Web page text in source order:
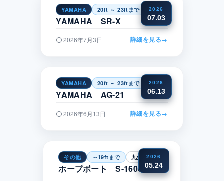
2026
07.03
YAMAHA 20ft ～ 23ftまで 四国
YAMAHA SR-X
2026年7月3日 詳細を見る→
2026
06.13
YAMAHA 20ft ～ 23ftまで 中部
YAMAHA AG-21
2026年6月13日 詳細を見る→
2026
05.24
その他 ～19ftまで 九州・沖縄
ホープボート S-1600CC